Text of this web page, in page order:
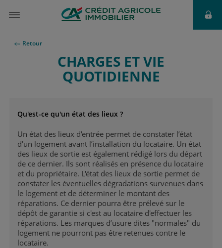
Retour
CHARGES ET VIE
QUOTIDIENNE
Qu'est-ce qu'un état des lieux ?
Un état des lieux d'entrée permet de constater l’état
d'un logement avant l’installation du locataire. Un état
des lieux de sortie est également rédigé lors du départ
de ce dernier. Ils sont réalisés en présence du locataire
et du propriétaire. L'état des lieux de sortie permet de
constater les éventuelles dégradations survenues dans
le logement et de déterminer le montant des
réparations. Ce dernier pourra être prélevé sur le
dépôt de garantie si c'est au locataire d'effectuer les
réparations. Les marques d’usure dites "normales" du
logement ne pourront pas être retenues contre le
locataire.